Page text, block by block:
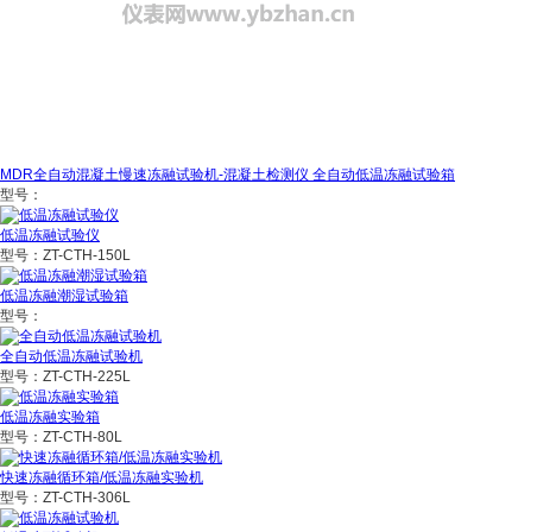
MDR全自动混凝土慢速冻融试验机-混凝土检测仪 全自动低温冻融试验箱
型号：
低温冻融试验仪
型号：ZT-CTH-150L
低温冻融潮湿试验箱
型号：
全自动低温冻融试验机
型号：ZT-CTH-225L
低温冻融实验箱
型号：ZT-CTH-80L
快速冻融循环箱/低温冻融实验机
型号：ZT-CTH-306L